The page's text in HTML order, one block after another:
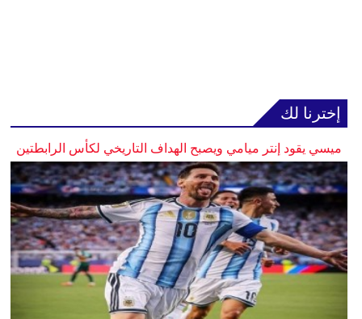
إخترنا لك
ميسي يقود إنتر ميامي ويصبح الهداف التاريخي لكأس الرابطتين